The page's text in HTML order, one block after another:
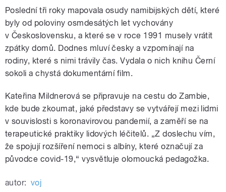
Poslední tři roky mapovala osudy namibijských dětí, které
byly od poloviny osmdesátých let vychovány
v Československu, a které se v roce 1991 musely vrátit
zpátky domů. Dodnes mluví česky a vzpomínají na
rodiny, které s nimi trávily čas. Vydala o nich knihu Černí
sokoli a chystá dokumentární film.
Kateřina Mildnerová se připravuje na cestu do Zambie,
kde bude zkoumat, jaké představy se vytvářejí mezi lidmi
v souvislosti s koronavirovou pandemií, a zaměří se na
terapeutické praktiky lidových léčitelů. „Z doslechu vím,
že spojují rozšíření nemoci s albíny, které označují za
původce covid-19,“ vysvětluje olomoucká pedagožka.
autor: voj